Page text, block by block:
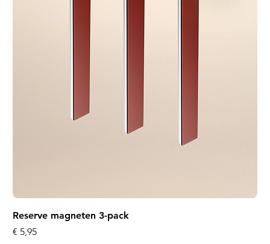
Reserve magneten 3-pack
Prijs
€ 5,95